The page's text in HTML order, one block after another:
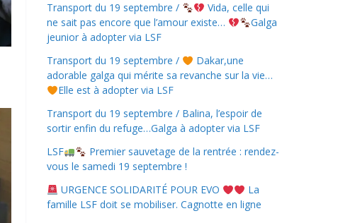
Transport du 19 septembre /
Vida, celle qui
ne sait pas encore que l’amour existe…
Galga
jeunior à adopter via LSF
Transport du 19 septembre /
Dakar,une
adorable galga qui mérite sa revanche sur la vie…
Elle est à adopter via LSF
Transport du 19 septembre / Balina, l’espoir de
sortir enfin du refuge…Galga à adopter via LSF
LSF
Premier sauvetage de la rentrée : rendez-
vous le samedi 19 septembre !
URGENCE SOLIDARITÉ POUR EVO
La
famille LSF doit se mobiliser. Cagnotte en ligne